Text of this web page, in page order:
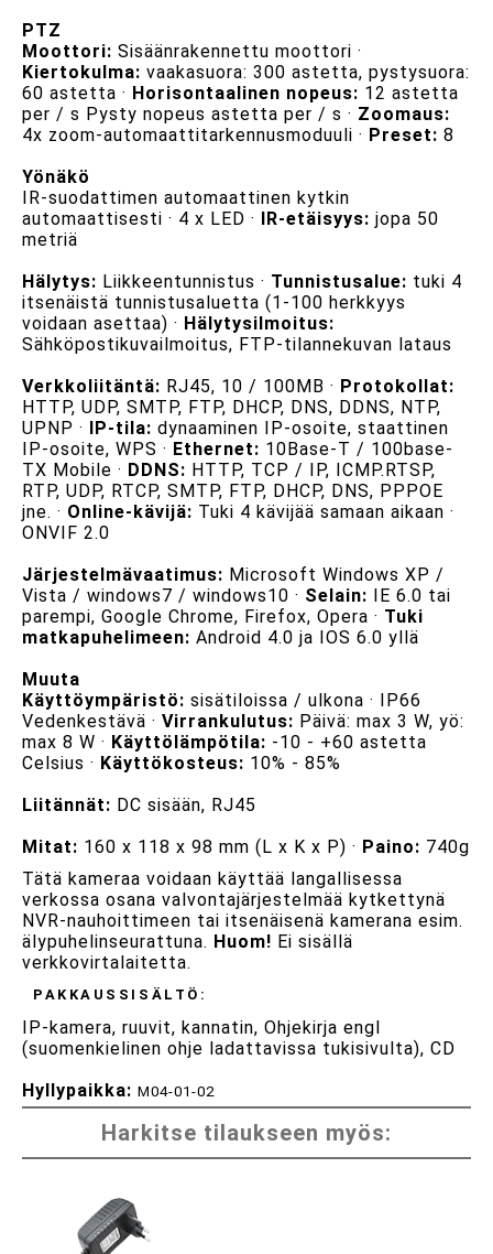
PTZ
Moottori: Sisäänrakennettu moottori ·
Kiertokulma: vaakasuora: 300 astetta, pystysuora:
60 astetta · Horisontaalinen nopeus: 12 astetta
per / s Pysty nopeus astetta per / s · Zoomaus:
4x zoom-automaattitarkennusmoduuli · Preset: 8
Yönäkö
IR-suodattimen automaattinen kytkin
automaattisesti · 4 x LED · IR-etäisyys: jopa 50
metriä
Hälytys: Liikkeentunnistus · Tunnistusalue: tuki 4
itsenäistä tunnistusaluetta (1-100 herkkyys
voidaan asettaa) · Hälytysilmoitus:
Sähköpostikuvailmoitus, FTP-tilannekuvan lataus
Verkkoliitäntä: RJ45, 10 / 100MB · Protokollat:
HTTP, UDP, SMTP, FTP, DHCP, DNS, DDNS, NTP,
UPNP · IP-tila: dynaaminen IP-osoite, staattinen
IP-osoite, WPS · Ethernet: 10Base-T / 100base-
TX Mobile · DDNS: HTTP, TCP / IP, ICMP.RTSP,
RTP, UDP, RTCP, SMTP, FTP, DHCP, DNS, PPPOE
jne. · Online-kävijä: Tuki 4 kävijää samaan aikaan ·
ONVIF 2.0
Järjestelmävaatimus: Microsoft Windows XP /
Vista / windows7 / windows10 · Selain: IE 6.0 tai
parempi, Google Chrome, Firefox, Opera · Tuki
matkapuhelimeen: Android 4.0 ja IOS 6.0 yllä
Muuta
Käyttöympäristö: sisätiloissa / ulkona · IP66
Vedenkestävä · Virrankulutus: Päivä: max 3 W, yö:
max 8 W · Käyttölämpötila: -10 - +60 astetta
Celsius · Käyttökosteus: 10% - 85%
Liitännät: DC sisään, RJ45
Mitat: 160 x 118 x 98 mm (L x K x P) · Paino: 740g
Tätä kameraa voidaan käyttää langallisessa
verkossa osana valvontajärjestelmää kytkettynä
NVR-nauhoittimeen tai itsenäisenä kamerana esim.
älypuhelinseurattuna. Huom! Ei sisällä
verkkovirtalaitetta.
PAKKAUSSISÄLTÖ:
IP-kamera, ruuvit, kannatin, Ohjekirja engl
(suomenkielinen ohje ladattavissa tukisivulta), CD
Hyllypaikka: M04-01-02
Harkitse tilaukseen myös: